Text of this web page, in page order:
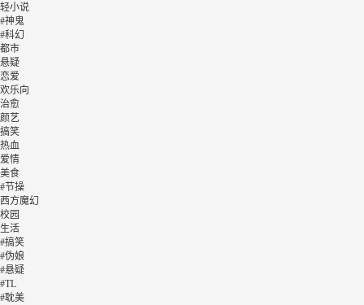
轻小说
#神鬼
#科幻
都市
悬疑
恋爱
欢乐向
治愈
颜艺
搞笑
热血
爱情
美食
#节操
西方魔幻
校园
生活
#搞笑
#伪娘
#悬疑
#TL
#耽美